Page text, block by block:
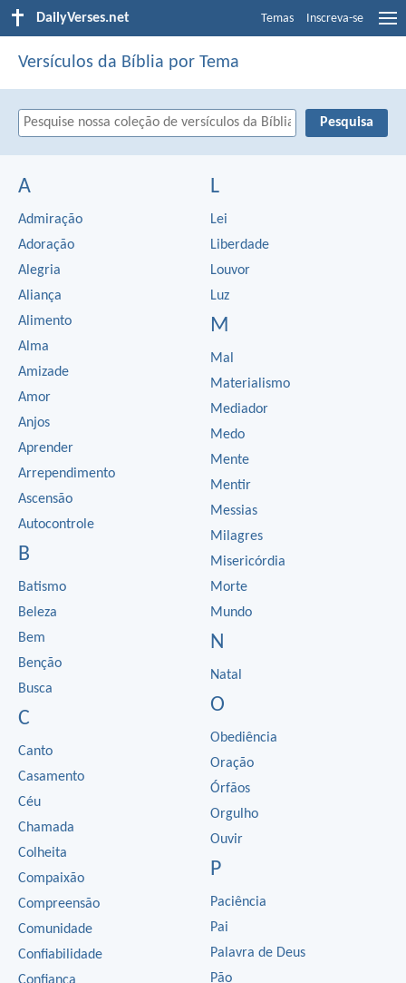
DailyVerses.net Temas Inscreva-se
Versículos da Bíblia por Tema
A
Admiração
Adoração
Alegria
Aliança
Alimento
Alma
Amizade
Amor
Anjos
Aprender
Arrependimento
Ascensão
Autocontrole
B
Batismo
Beleza
Bem
Benção
Busca
C
Canto
Casamento
Céu
Chamada
Colheita
Compaixão
Compreensão
Comunidade
Confiabilidade
L
Lei
Liberdade
Louvor
Luz
M
Mal
Materialismo
Mediador
Medo
Mente
Mentir
Messias
Milagres
Misericórdia
Morte
Mundo
N
Natal
O
Obediência
Oração
Órfãos
Orgulho
Ouvir
P
Paciência
Pai
Palavra de Deus
Pão